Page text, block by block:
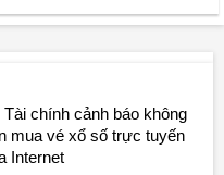
Tài chính cảnh báo không
mua vé xổ số trực tuyến
Internet